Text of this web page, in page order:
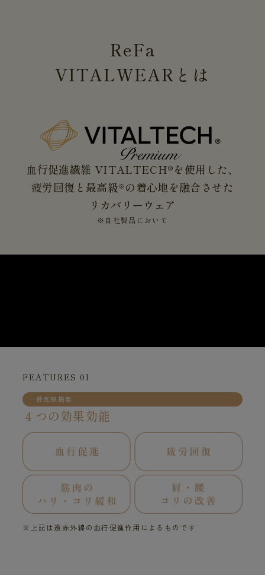
ReFa
VITALWEAR とは
血行促進繊維 VITALTECH®を使用した、
疲労回復と最高級※ の着心地を融合させた
リカバリーウェア
※自社製品において
FEATURES 01
一般医療機器
４つの効果効能
※上記は遠赤外線の血行促進作用によるものです